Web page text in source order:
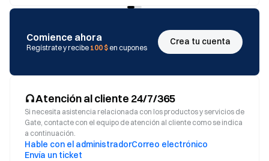
Comience ahora
Regístrate y recibe 100 $ en cupones
Crea tu cuenta
Atención al cliente 24/7/365
Si necesita asistencia relacionada con los productos y servicios de
Gate, contacte con el equipo de atención al cliente como se indica
a continuación.
Hable con el administradorCorreo electrónico
Envía un ticket